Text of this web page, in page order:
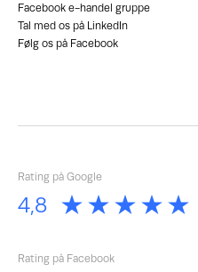
Facebook e-handel gruppe
Tal med os på LinkedIn
Følg os på Facebook
Rating på Google
Rating på Facebook